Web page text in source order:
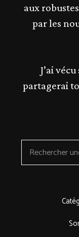
aux
par les
J’ai
partagerai